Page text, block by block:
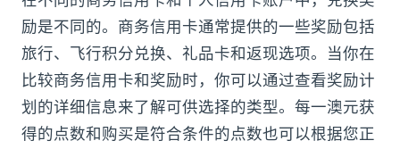
励是不同的。商务信用卡通常提供的一些奖励包括
旅行、飞行积分兑换、礼品卡和返现选项。当你在
比较商务信用卡和奖励时，你可以通过查看奖励计
划的详细信息来了解可供选择的类型。每一澳元获
得的点数和购买是符合条件的点数也可以根据您正